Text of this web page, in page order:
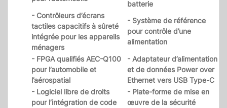
batterie
- Contrôleurs d’écrans
tactiles capacitifs à sûreté
intégrée pour les appareils
ménagers
- Système de référence
pour contrôle d’une
alimentation
- FPGA qualifiés AEC-Q100
pour l’automobile et
l’aérospatial
- Adaptateur d’alimentation
et de données Power over
Ethernet vers USB Type-C
- Logiciel libre de droits
pour l’intégration de code
- Plate-forme de mise en
œuvre de la sécurité